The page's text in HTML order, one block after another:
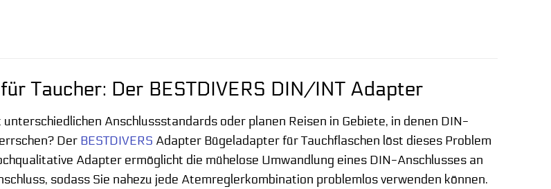
Taucher: Der BESTDIVERS DIN/INT Adapter
unterschiedlichen Anschlussstandards oder planen Reisen in Gebiete, in denen DIN-
Der BESTDIVERS Adapter Bügeladapter für Tauchflaschen löst dieses Problem
Adapter ermöglicht die mühelose Umwandlung eines DIN-Anschlusses an
sodass Sie nahezu jede Atemreglerkombination problemlos verwenden können.